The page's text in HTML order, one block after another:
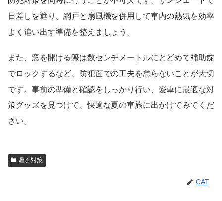
日差しを遮り、網戸と扇風機を併用して車内の熱気を効率
よく追い出す準備を整えましょう。
また、窓を開ける際は数センチメートルにとどめて補助錠
でロックするなど、防犯面での工夫を怠らないことが大切
です。事前の準備と確認をしっかり行い、愛車に最適な対
策グッズを見つけて、快適な夏の車旅に出かけてみてくだ
さい。
暑さ対策
CAT